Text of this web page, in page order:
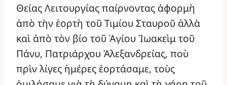
Θείας Λειτουργίας παίρνοντας ἀφορμὴ
ἀπὸ τὴν ἑορτὴ τοῦ Τιμίου Σταυροῦ ἀλλὰ
καὶ ἀπὸ τὸν βίο τοῦ Ἁγίου Ἰωακεὶμ τοῦ
Πάνυ, Πατριάρχου Ἀλεξανδρείας, ποὺ
πρὶν λίγες ἡμέρες ἑορτάσαμε, τοὺς